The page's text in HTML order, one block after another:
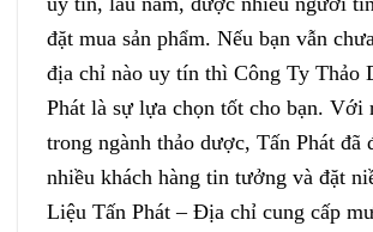
đặt mua sản phẩm. Nếu bạn vẫn
địa chỉ nào uy tín thì Công Ty Thảo
Phát là sự lựa chọn tốt cho bạn. Với
trong ngành thảo dược, Tấn Phát đã
nhiều khách hàng tin tưởng và đặt
Liệu Tấn Phát – Địa chỉ cung cấp